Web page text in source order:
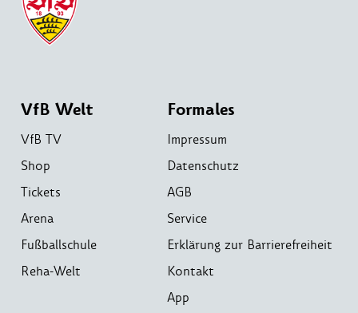
VfB Welt
VfB TV
Shop
Tickets
Arena
Fußballschule
Reha-Welt
Formales
Impressum
Datenschutz
AGB
Service
Erklärung zur Barrierefreiheit
Kontakt
App